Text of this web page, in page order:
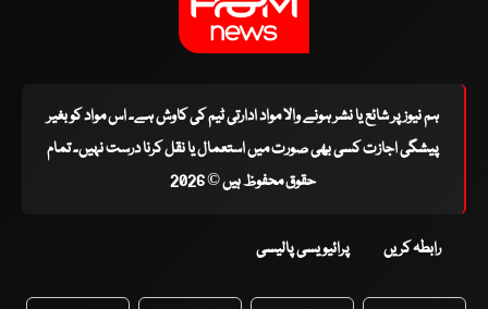
ہم نیوز پر شائع یا نشر ہونے والا مواد ادارتی ٹیم کی کاوش ہے۔ اس مواد کو بغیر
پیشگی اجازت کسی بھی صورت میں استعمال یا نقل کرنا درست نہیں۔ تمام
حقوق محفوظ ہیں © 2026
رابطہ کریں پرائیویسی پالیسی